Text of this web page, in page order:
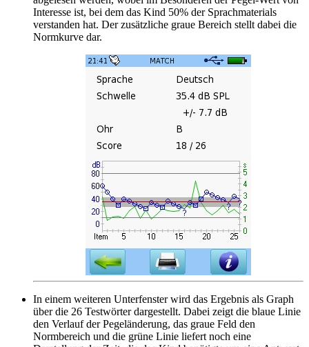
Interesse ist, bei dem das Kind 50% der Sprachmaterials
verstanden hat. Der zusätzliche graue Bereich stellt dabei die
Normkurve dar.
In einem weiteren Unterfenster wird das Ergebnis als Graph
über die 26 Testwörter dargestellt. Dabei zeigt die blaue Linie
den Verlauf der Pegeländerung, das graue Feld den
Normbereich und die grüne Linie liefert noch eine